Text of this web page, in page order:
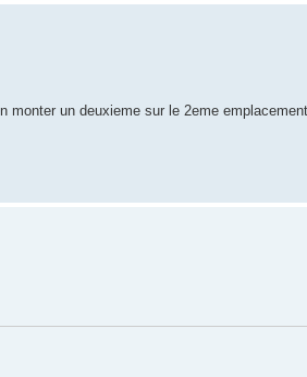
un deuxieme sur le 2eme